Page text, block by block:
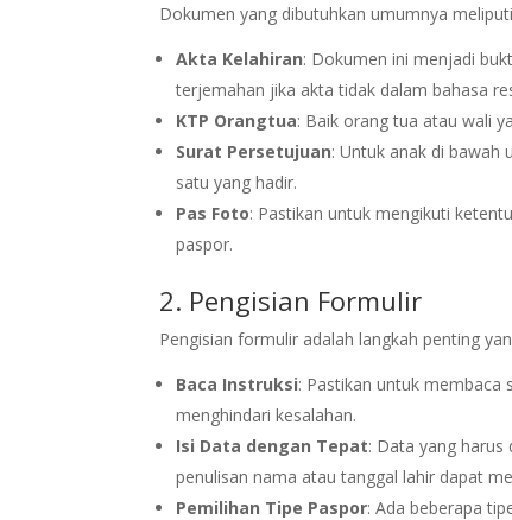
Dokumen yang dibutuhkan umumnya
Akta Kelahiran: Dokumen ini menjadi
terjemahan jika akta tidak dalam bahasa
KTP Orangtua: Baik orang tua atau wali
Surat Persetujuan: Untuk anak di bawah
satu yang hadir.
Pas Foto: Pastikan untuk mengikuti
paspor.
2. Pengisian Formulir
Pengisian formulir adalah langkah penting
Baca Instruksi: Pastikan untuk
menghindari kesalahan.
Isi Data dengan Tepat: Data yang harus
penulisan nama atau tanggal lahir dapat
Pemilihan Tipe Paspor: Ada beberapa